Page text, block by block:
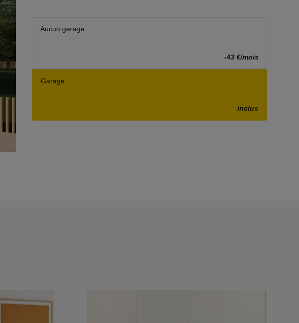
Aucun garage
-43 €/mois
Garage
inclus